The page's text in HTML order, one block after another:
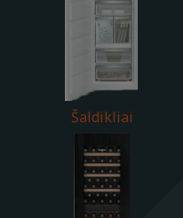
Šaldikliai